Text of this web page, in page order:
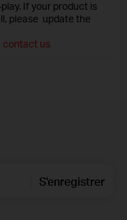
If your product is
please update the
contact us
S'enregistrer